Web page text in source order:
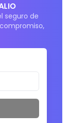
seguro de